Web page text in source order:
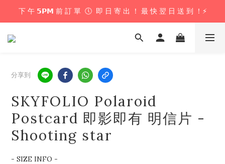
下 午 𝟱𝗣𝗠 前 訂 單  🕔  即 日 寄 出 ！ 最 快 翌 日 送 到 ！⚡️
下 午 𝟱𝗣𝗠 前 訂 單  🕔  即 日 寄 出 ！ 最 快 翌 日 送 到 ！⚡️
📦 購 物 滿 $𝟲𝟬𝟬 即 享 免 運 優 惠 ！ (公仔花束商品除外) 📦
下 午 𝟱𝗣𝗠 前 訂 單  🕔  即 日 寄 出 ！ 最 快 翌 日 送 到 ！⚡️
分享到
SKYFOLIO Polaroid
Postcard 即影即有 明信片 -
Shooting star
- SIZE INFO -